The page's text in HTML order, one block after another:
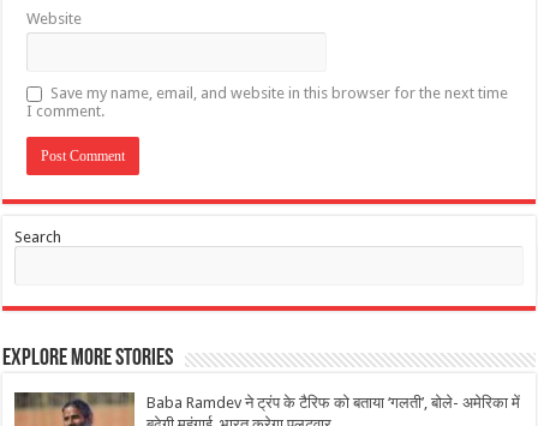
Website
Save my name, email, and website in this browser for the next time
I comment.
Search
Explore More Stories
Baba Ramdev ने ट्रंप के टैरिफ को बताया ‘गलती’, बोले- अमेरिका में